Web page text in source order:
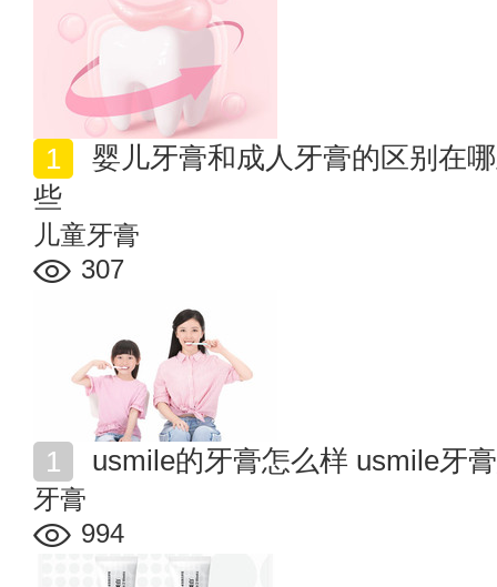
些
儿童牙膏
307
usmile的牙膏怎么样 usmile牙
牙膏
994